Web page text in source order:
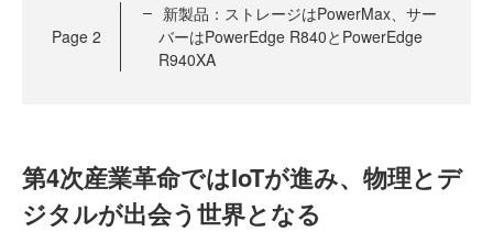
Page 2
新製品：ストレージはPowerMax、サー
バーはPowerEdge R840とPowerEdge
R940XA
第4次産業革命ではIoTが進み、物理とデ
ジタルが出会う世界となる